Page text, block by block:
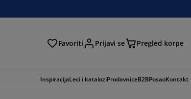
Favoriti Prijavi se Pregled korpe
InspiracijaLeci i kataloziProdavniceB2BPosaoKontakt